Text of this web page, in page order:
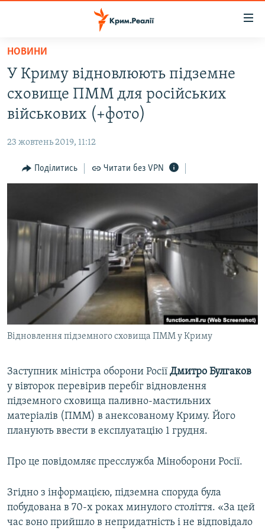
Перейти
основного
матеріалу
Перейти
до
основної
Перейти
до
ВОДА.КРИМ
ВІДЕО ТА ФОТО
БЛОГИ
ПОГЛЯД
СПЕЦПРОЕКТИ
ВІДЕОУРОКИ «ELIFBE»
СВІДЧЕННЯ ОКУПАЦІЇ
УКРАЇНСЬКА ПРОБЛЕМА КРИМУ
ІНФОГРАФІКА
ЯК ОБІЙТИ БЛОКУВАННЯ
Русский
Qırımtatar
ДОЛУЧАЙСЯ!
Усі сайти RFE/RL
НОВИНИ
У Криму відновлюють підземне
сховище ПММ для російських
військових (+фото)
23 жовтень 2019, 11:12
Поділитись Читати без VPN
Відновлення підземного сховища ПММ у Криму
Заступник міністра оборони Росії Дмитро Булгаков
у вівторок перевірив перебіг відновлення
підземного сховища паливно-мастильних
матеріалів (ПММ) в анексованому Криму. Його
планують ввести в експлуатацію 1 грудня.
Про це повідомляє пресслужба Міноборони Росії.
Згідно з інформацією, підземна споруда була
побудована в 70-х роках минулого століття. «За цей
час воно прийшло в непридатність і не відповідало